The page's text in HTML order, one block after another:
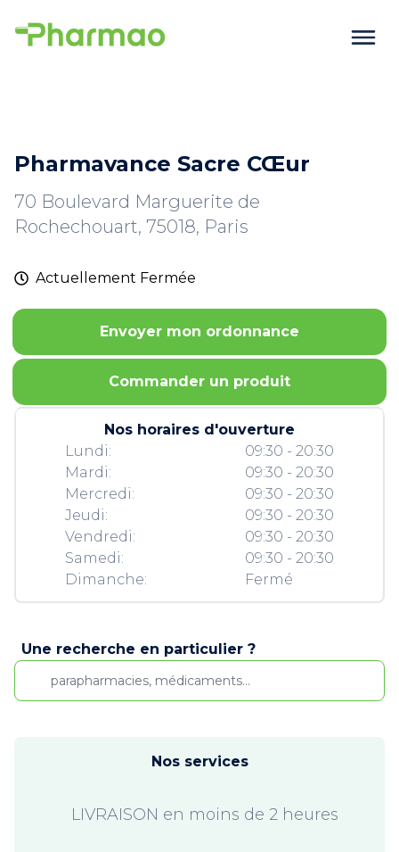
Pharmavance Sacre CŒur
70 Boulevard Marguerite de
Rochechouart, 75018, Paris
Actuellement Fermée
Envoyer mon ordonnance
Commander un produit
Nos horaires d'ouverture
Lundi:
Mardi:
Mercredi:
Jeudi:
Vendredi:
Samedi:
Dimanche:
09:30 - 20:30
09:30 - 20:30
09:30 - 20:30
09:30 - 20:30
09:30 - 20:30
09:30 - 20:30
Fermé
Une recherche en particulier ?
Nos services
LIVRAISON en moins de 2 heures